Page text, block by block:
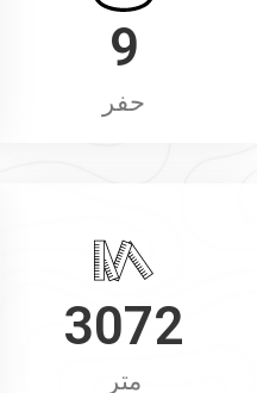
9
حفر
3072
متر